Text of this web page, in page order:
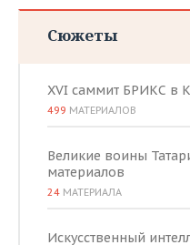
Сюжеты
XVI саммит БРИКС в
499 МАТЕРИАЛОВ
Великие воины
материалов
24 МАТЕРИАЛА
Искусственный